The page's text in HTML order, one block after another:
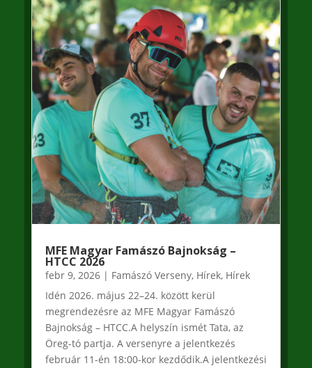
MFE Magyar Famászó Bajnokság –
HTCC 2026
febr 9, 2026| Famászó Verseny, Hírek, Hírek
Idén 2026. május 22–24. között kerül
megrendezésre az MFE Magyar Famászó
Bajnokság – HTCC.A helyszín ismét Tata, az
Öreg-tó partja. A versenyre a jelentkezés
február 11-én 18:00-kor kezdődik.A jelentkezési